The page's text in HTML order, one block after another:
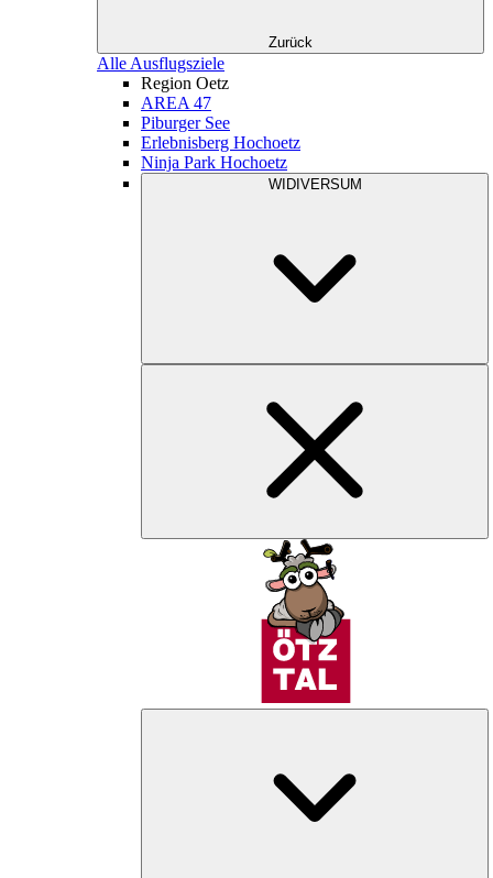
Zurück
Alle Ausflugsziele
Region Oetz
AREA 47
Piburger See
Erlebnisberg Hochoetz
Ninja Park Hochoetz
WIDIVERSUM